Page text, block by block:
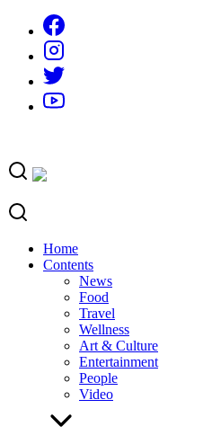
content
Home
Contents
News
Food
Travel
Wellness
Art & Culture
Entertainment
People
Video